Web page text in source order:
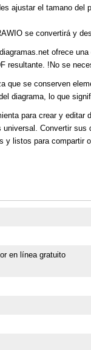
ajustar el tamano
se convertirá y
ofrece
resultante. !No se
que se conserven
diagrama, lo que
para crear y
Convertir
y listos para compartir
en línea gratuito